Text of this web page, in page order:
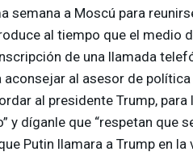
semana a Moscú para
al tiempo que el medio
de una llamada
al asesor de política
al presidente Trump, para
y díganle que “respetan que
Putin llamara a Trump en la